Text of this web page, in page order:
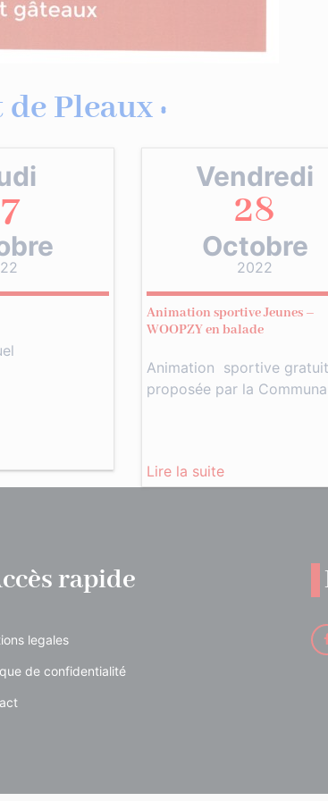
Pleaux :
Vendredi
28
Octobre
2022
Animation sportive Jeunes –
WOOPZY en balade
Animation sportive
proposée par la
Lire la suite
rapide
legales
de confidentialité